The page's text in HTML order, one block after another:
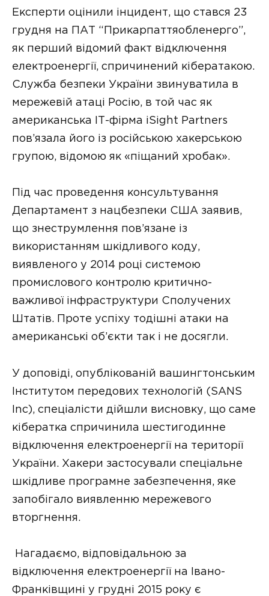
Експерти оцінили інцидент, що стався 23
грудня на ПАТ “Прикарпаттяобленерго”,
як перший відомий факт відключення
електроенергії, спричинений кібератакою.
Служба безпеки України звинуватила в
мережевій атаці Росію, в той час як
американська ІТ-фірма iSight Partners
пов’язала його із російською хакерською
групою, відомою як «піщаний хробак».
Під час проведення консультування
Департамент з нацбезпеки США заявив,
що знеструмлення пов’язане із
використанням шкідливого коду,
виявленого у 2014 році системою
промислового контролю критично-
важливої інфраструктури Сполучених
Штатів. Проте успіху тодішні атаки на
американські об’єкти так і не досягли.
У доповіді, опублікованій вашингтонським
Інститутом передових технологій (SANS
Inc), спеціалісти дійшли висновку, що саме
кібератка спричинила шестигодинне
відключення електроенергії на території
України. Хакери застосували спеціальне
шкідливе програмне забезпечення, яке
запобігало виявленню мережевого
вторгнення.
Нагадаємо, відповідальною за
відключення електроенергії на Івано-
Франківщині у грудні 2015 року є